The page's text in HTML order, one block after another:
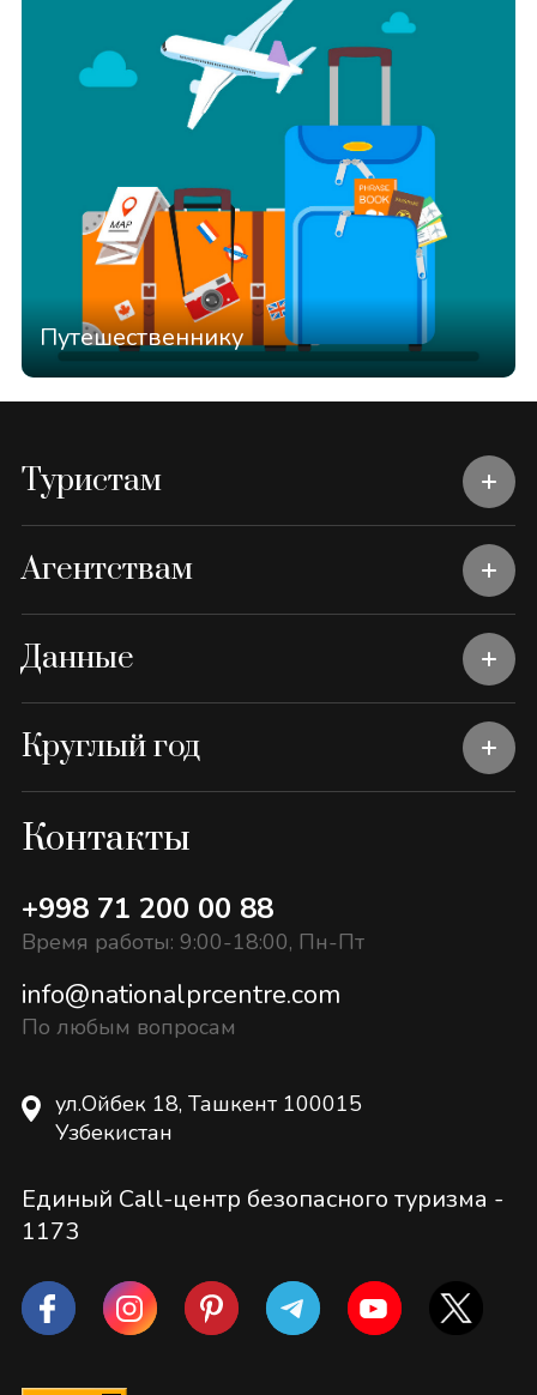
Путешественнику
Туристам
Агентствам
Данные
Круглый год
Контакты
+998 71 200 00 88
Время работы: 9:00-18:00, Пн-Пт
info@nationalprcentre.com
По любым вопросам
ул.Ойбек 18, Ташкент 100015
Узбекистан
Единый Call-центр безопасного туризма -
1173